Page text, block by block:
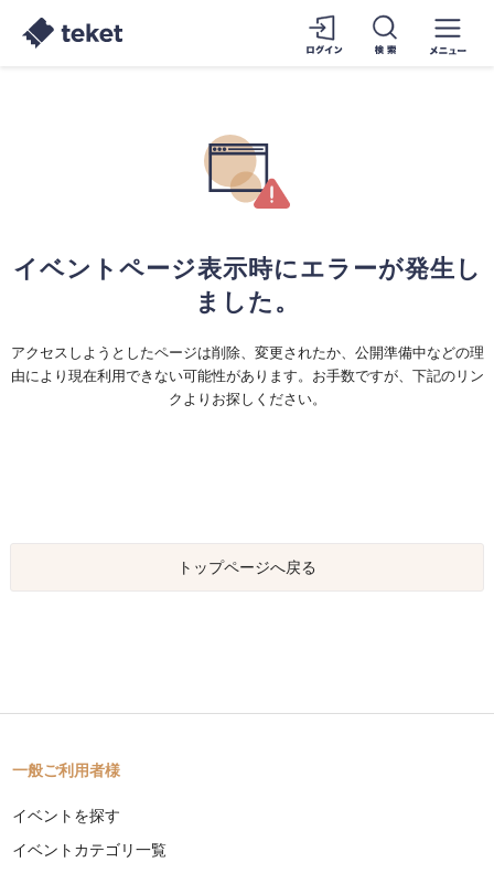
イベントページ表示時にエラーが発生し
ました。
アクセスしようとしたページは削除、変更されたか、公開準備中などの理
由により現在利用できない可能性があります。お手数ですが、下記のリン
クよりお探しください。
トップページへ戻る
一般ご利用者様
イベントを探す
イベントカテゴリ一覧